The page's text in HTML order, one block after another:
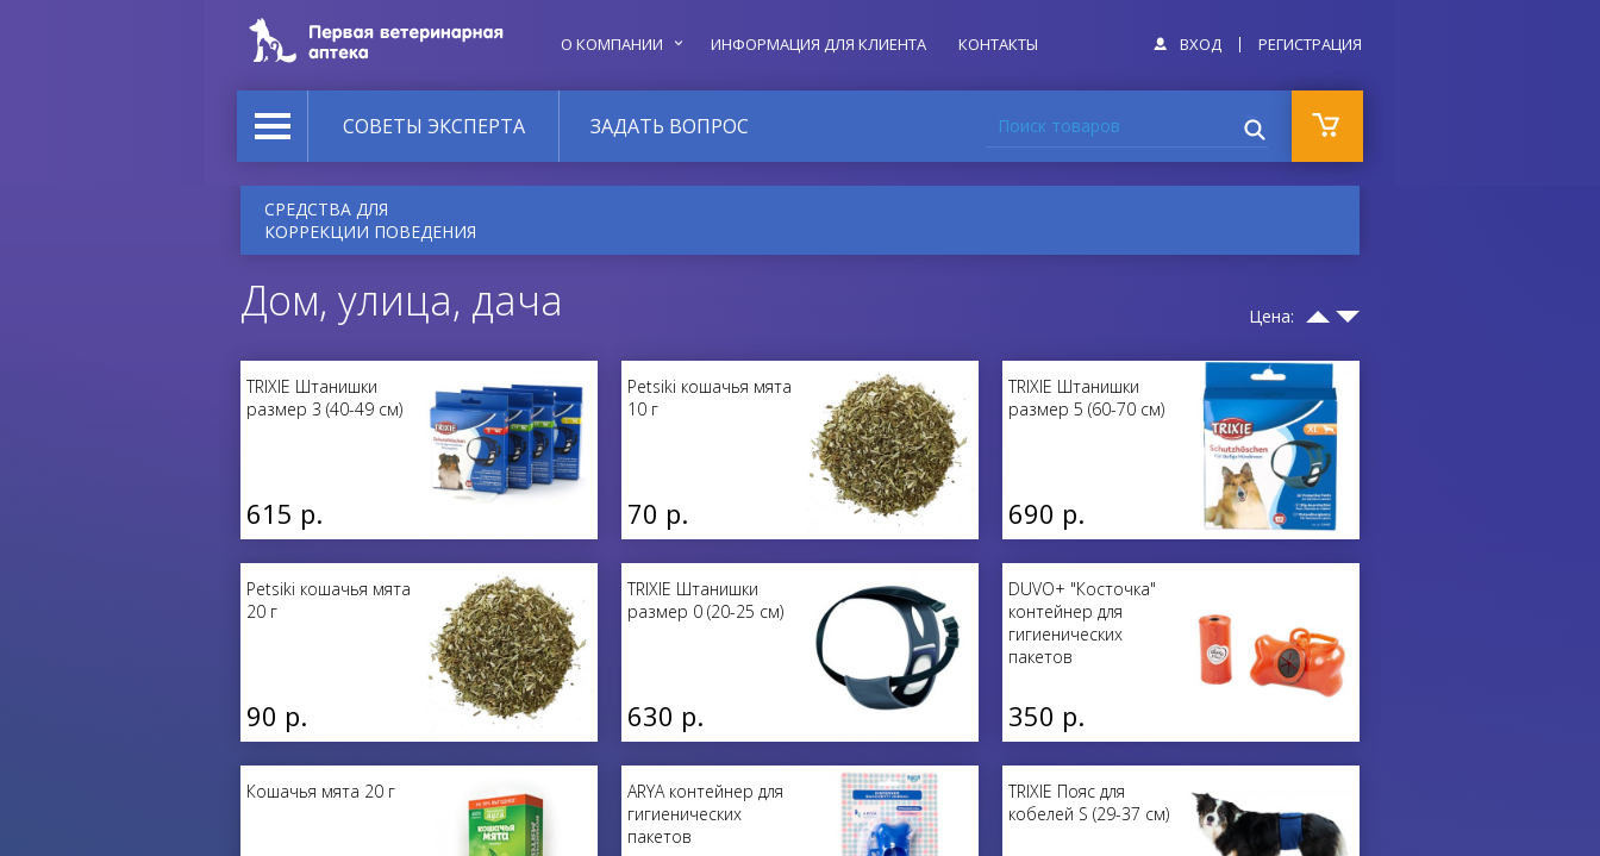
О КОМПАНИИ ИНФОРМАЦИЯ ДЛЯ КЛИЕНТА КОНТАКТЫ ВХОД РЕГИСТРАЦИЯ
СОВЕТЫ ЭКСПЕРТА ЗАДАТЬ ВОПРОС Поиск товаров
СРЕДСТВА ДЛЯ
КОРРЕКЦИИ ПОВЕДЕНИЯ
Дом, улица, дача Цена:
TRIXIE Штанишки
размер 3 (40-49 см)
615 р.
Petsiki кошачья мята
10 г
70 р.
TRIXIE Штанишки
размер 5 (60-70 см)
690 р.
Petsiki кошачья мята
20 г
90 р.
TRIXIE Штанишки
размер 0 (20-25 см)
630 р.
DUVO+ "Косточка"
контейнер для
гигиенических
пакетов
350 р.
Кошачья мята 20 г
ARYA контейнер для
гигиенических
пакетов
TRIXIE Пояс для
кобелей S (29-37 см)